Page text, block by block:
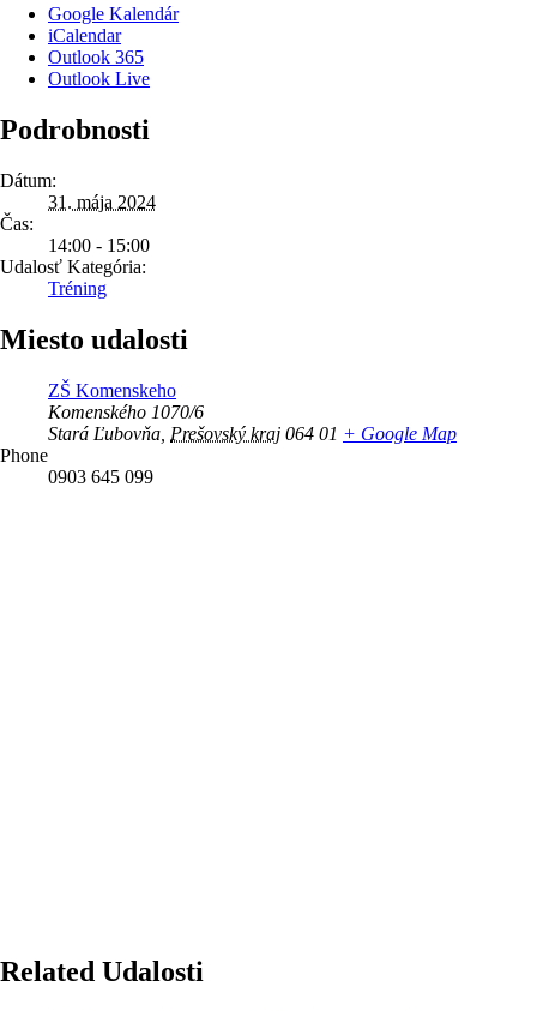
Google Kalendár
iCalendar
Outlook 365
Outlook Live
Podrobnosti
Dátum:
31. mája 2024
Čas:
14:00 - 15:00
Udalosť Kategória:
Tréning
Miesto udalosti
ZŠ Komenskeho
Komenského 1070/6
Stará Ľubovňa Prešovský kraj 064 01 + Google Map
Phone
0903 645 099
Related Udalosti